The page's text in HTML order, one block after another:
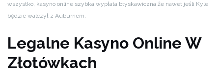
wszystko, kasyno online szybka wypłata błyskawiczna że nawet jeśli Kyle
będzie walczył z Auburnem.
Legalne Kasyno Online W
Złotówkach